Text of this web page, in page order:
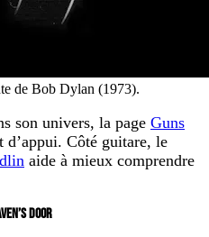
de Bob Dylan (1973).
son univers, la page Guns
d’appui. Côté guitare, le
aide à mieux comprendre
DOOR